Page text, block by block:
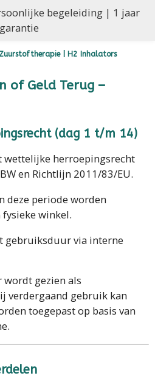
| H2 Inhalators
begeleiding | 1 jaar
garantie
of Geld Terug –
(dag 1 t/m 14)
wettelijke herroepingsrecht
en Richtlijn 2011/83/EU.
deze periode worden
winkel.
gebruiksduur via interne
gezien als
verdergaand gebruik kan
toegepast op basis van